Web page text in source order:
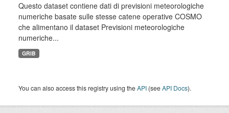
Questo dataset contiene dati di previsioni meteorologiche
numeriche basate sulle stesse catene operative COSMO
che alimentano il dataset Previsioni meteorologiche
numeriche...
GRIB
You can also access this registry using theAPI (seeAPI Docs).